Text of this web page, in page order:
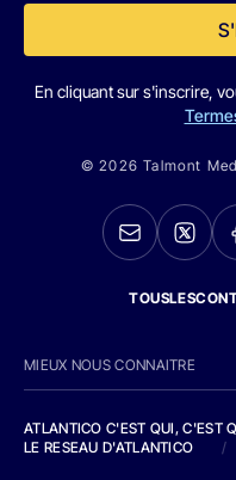
En cliquant sur s'inscrire,
© 2026 Talmont
MIEUX NOUS CONNAITRE
ATLANTICO C'EST QUI, C'EST
LE RESEAU D'ATLANTICO
/